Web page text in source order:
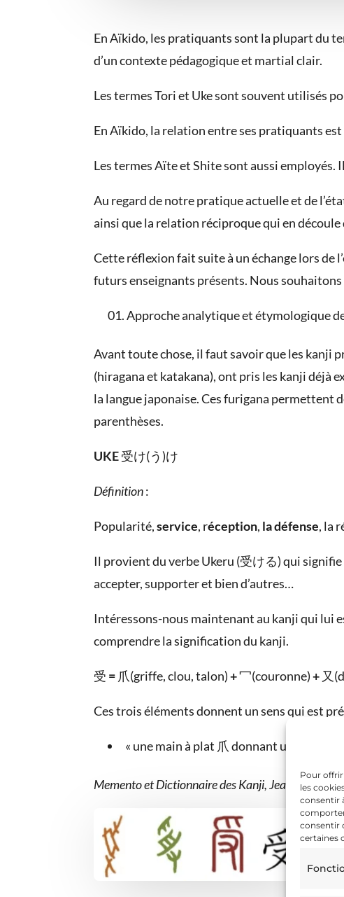
Pour
les
consentir
consentir
certaines
En Aïkido, les pratiquants sont la plupart du
d’un contexte pédagogique et martial clair.
Les termes Tori et Uke sont souvent utilisés
En Aïkido, la relation entre ses pratiquants
Les termes Aïte et Shite sont aussi
Au regard de notre pratique actuelle et de
ainsi que la relation réciproque qui en découle
Cette réflexion fait suite à un échange lors de
futurs enseignants présents. Nous
Approche analytique et étymologique
Avant toute chose, il faut savoir que les kanji
(hiragana et katakana), ont pris les kanji déjà
la langue japonaise. Ces furigana permettent
parenthèses.
UKE受け(う)け
Définition:
Popularité,service, réception, la défense, la
Il provient du verbe Ukeru (受ける) qui
accepter, supporter et bien d’autres…
Intéressons-nous maintenant au kanji qui lui
comprendre la signification du kanji.
受 = 爪(griffe, clou, talon)+冖(couronne)+ 又
Ces trois éléments donnent un sens qui est
« une main à plat 爪 donnant un objet 冖
Memento et Dictionnaire des Kanji, Jean Claude